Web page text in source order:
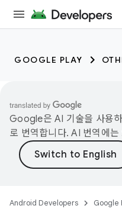
GOOGLE PLAY
Google은 AI 기술을 사용
로 번역합니다. AI 번역에
Android Developers Google